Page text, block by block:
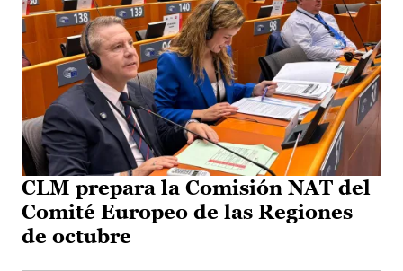
CLM prepara la Comisión NAT del
Comité Europeo de las Regiones
de octubre